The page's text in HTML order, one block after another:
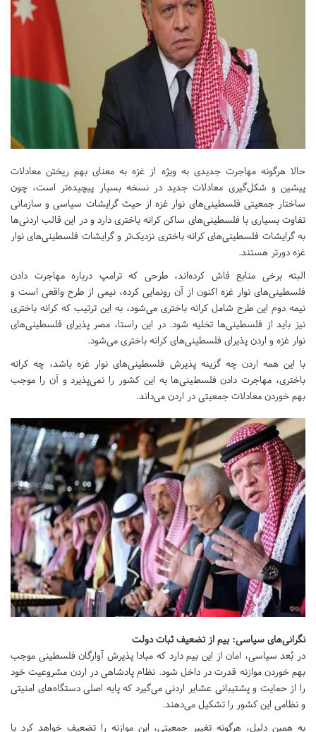
حالا هرگونه مهاجرت جدیدی به ویژه از غزه به معنای بهم ریختن معادلات
پیشین و شکل‌گیری معادلات جدید در نسخه بسیار پیچیده‌تر است، چون
ساختار جمعیتی فلسطینی‌های نوار غزه از حیث گرایشات سیاسی و سازمانی
تفاوت بسیاری با فلسطینی‌های ساکن کرانه باختری دارد و در این قالب اردنی‌ها
به گرایشات فلسطینی‌های کرانه باختری نزدیک‌تر و گرایشات فلسطینی‌های نوار
غزه دورتر هستند.
البته برخی منابع فاش کرده‌اند، طرحی که ترامپ درباره مهاجرت دادن
فلسطینی‌های نوار غزه اکنون از آن رونمایی کرده، نیمی از طرح واقعی است و
نیمه دوم این طرح شامل کرانه باختری می‌شود، به این ترتیب که کرانه باختری
نیز باید از فلسطینی‌ها تخلیه شود. در این راستا، مصر پذیرای فلسطینی‌های
نوار غزه و اردن پذیرای فلسطینی‌های کرانه باختری می‌شود.
با این همه اردن چه گزینه پذیرش فلسطینی‌های نوار غزه باشد، چه کرانه
باختری، مهاجرت دادن فلسطینی‌ها به این کشور را نمی‌پذیرد و آن را موجب
بهم خوردن معادلات جمعیتی در اردن می‌داند.
نگرانی‌های سیاسی: بیم از تضعیف ثبات دولت
در بُعد سیاسی، امان از این بیم دارد که مبادا پذیرش آوارگان فلسطینی موجب
بهم خوردن موازنه قدرت در داخل شود. نظام پادشاهی در اردن مشروعیت خود
را از حمایت‌ و پشتیبانی عشایر اردنی می‌گیرد که پایه اصلی دستگاه‌های امنیتی
و نظامی این کشور را تشکیل می‌دهند.
به همین دلیل، هرگونه تغییر جمعیتی، این موازنه را تضعیف خواهد کرد یا